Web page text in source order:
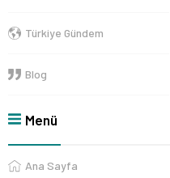
Türkiye Gündem
Blog
Menü
Ana Sayfa